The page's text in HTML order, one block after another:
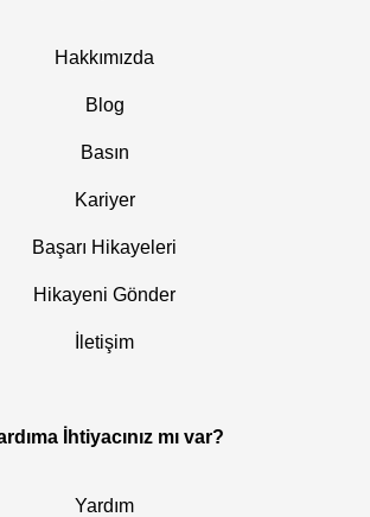
Hakkımızda
Blog
Basın
Kariyer
Başarı Hikayeleri
Hikayeni Gönder
İletişim
İhtiyacınız mı var?
Yardım